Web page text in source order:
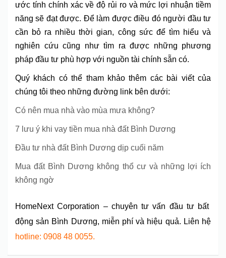
ước tính chính xác về độ rủi ro và mức lợi nhuận tiềm
năng sẽ đạt được. Để làm được điều đó người đầu tư
cần bỏ ra nhiều thời gian, công sức để tìm hiểu và
nghiên cứu cũng như tìm ra được những phương
pháp đầu tư phù hợp với nguồn tài chính sẵn có.
Quý khách có thể tham khảo thêm các bài viết của
chúng tôi theo những đường link bên dưới:
Có nên mua nhà vào mùa mưa không?
7 lưu ý khi vay tiền mua nhà đất Bình Dương
Đầu tư nhà đất Bình Dương dịp cuối năm
Mua đất Bình Dương không thổ cư và những lợi ích
không ngờ
HomeNext Corporation – chuyên tư vấn đầu tư bất
động sản Bình Dương, miễn phí và hiệu quả. Liên hệ
hotline: 0908 48 0055.